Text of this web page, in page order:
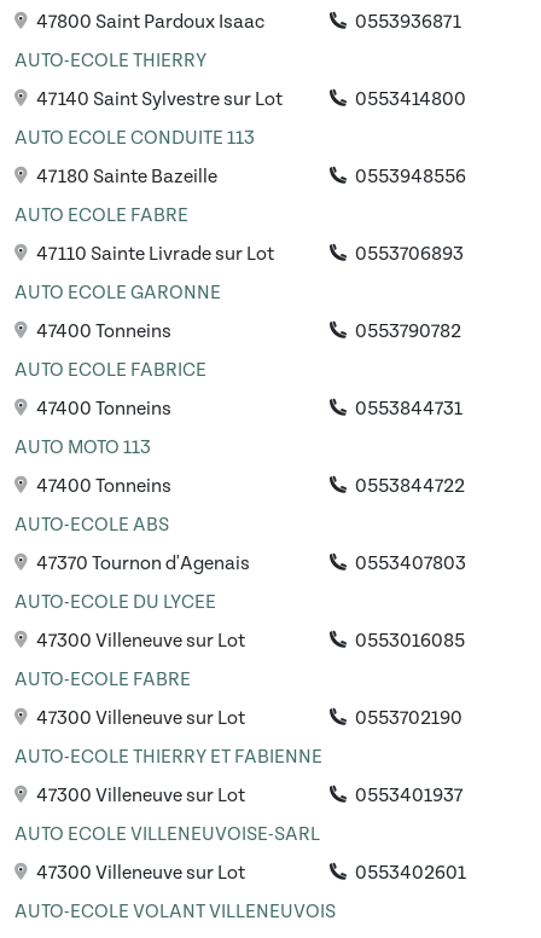
47800 Saint Pardoux Isaac
0553936871
AUTO-ECOLE THIERRY
47140 Saint Sylvestre sur Lot
0553414800
AUTO ECOLE CONDUITE 113
47180 Sainte Bazeille
0553948556
AUTO ECOLE FABRE
47110 Sainte Livrade sur Lot
0553706893
AUTO ECOLE GARONNE
47400 Tonneins
0553790782
AUTO ECOLE FABRICE
47400 Tonneins
0553844731
AUTO MOTO 113
47400 Tonneins
0553844722
AUTO-ECOLE ABS
47370 Tournon d'Agenais
0553407803
AUTO-ECOLE DU LYCEE
47300 Villeneuve sur Lot
0553016085
AUTO-ECOLE FABRE
47300 Villeneuve sur Lot
0553702190
AUTO-ECOLE THIERRY ET FABIENNE
47300 Villeneuve sur Lot
0553401937
AUTO ECOLE VILLENEUVOISE-SARL
47300 Villeneuve sur Lot
0553402601
AUTO-ECOLE VOLANT VILLENEUVOIS